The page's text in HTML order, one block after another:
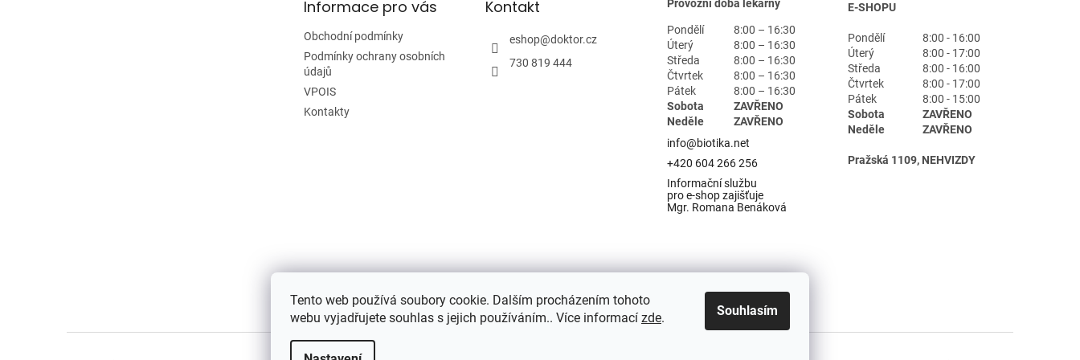
Tento web používá soubory cookie. Dalším procházením tohoto
webu vyjadřujete souhlas s jejich používáním.. Více informací zde. Souhlasím
Informace pro vás
Obchodní podmínky
Podmínky ochrany osobních
údajů
VPOIS
Kontakty
Kontakt
eshop@doktor.cz
730 819 444
Provozní doba lékárny
Pondělí
8:00 – 16:30
Úterý
8:00 – 16:30
Středa
8:00 – 16:30
Čtvrtek
8:00 – 16:30
Pátek
8:00 – 16:30
Sobota
ZAVŘENO
Neděle
ZAVŘENO
info@biotika.net
+420 604 266 256
Informační službu
pro e-shop zajišťuje
Mgr. Romana Benáková
E-SHOPU
Pondělí
8:00 - 16:00
Úterý
8:00 - 17:00
Středa
8:00 - 16:00
Čtvrtek
8:00 - 17:00
Pátek
8:00 - 15:00
Sobota
ZAVŘENO
Neděle
ZAVŘENO
Pražská 1109, NEHVIZDY